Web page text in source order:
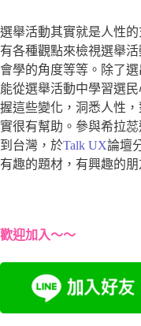
選舉活動其實就是人性
有各種觀點來檢視選舉
會學的角度等等。除了
能從選舉活動中學習選
握這些變化，洞悉人性
實很有幫助。參與希拉
到台灣，於Talk UX論壇
有趣的題材，有興趣的
歡迎加入～～